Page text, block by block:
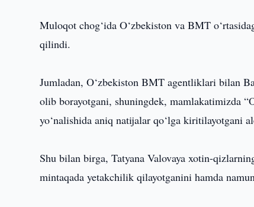
Muloqot chog‘ida O‘zbekiston va BMT
qilindi.
Jumladan, O‘zbekiston BMT agentliklari bilan
olib borayotgani, shuningdek, mamlakatimizda
yo‘nalishida aniq natijalar qo‘lga kiritilayotgani
Shu bilan birga, Tatyana Valovaya xotin-
mintaqada yetakchilik qilayotganini hamda